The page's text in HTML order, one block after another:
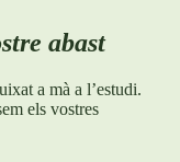
abast
a mà a l’estudi.
els vostres